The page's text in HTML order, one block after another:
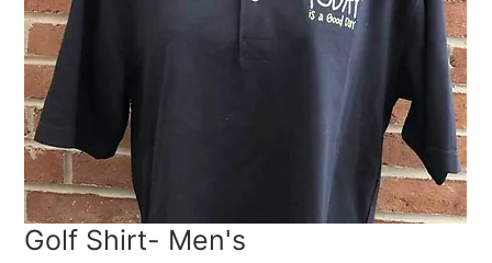
Golf Shirt- Men's